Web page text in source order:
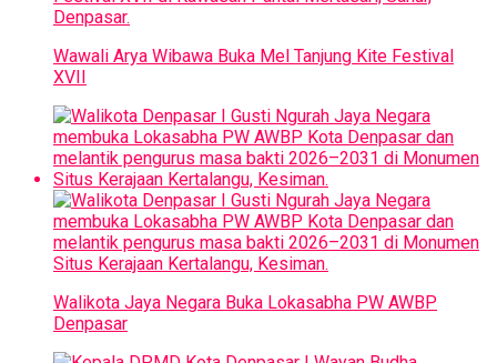
Wawali Arya Wibawa Buka Mel Tanjung Kite Festival
XVII
Walikota Jaya Negara Buka Lokasabha PW AWBP
Denpasar